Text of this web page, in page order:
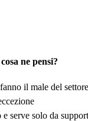
ne pensi?
il male del settore
serve solo da